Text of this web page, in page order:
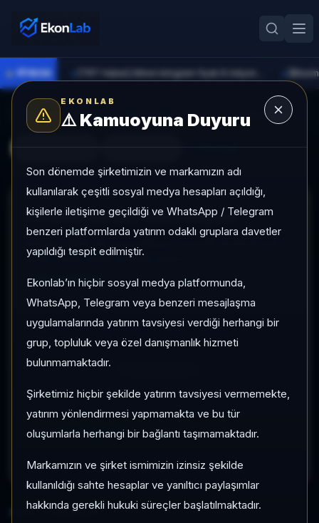
EKONLAB
⚠️Kamuoyuna Duyuru
Son dönemde şirketimizin ve markamızın adı
kullanılarak çeşitli sosyal medya hesapları açıldığı,
kişilerle iletişime geçildiği ve WhatsApp / Telegram
benzeri platformlarda yatırım odaklı gruplara davetler
yapıldığı tespit edilmiştir.
Ekonlab’ın hiçbir sosyal medya platformunda,
WhatsApp, Telegram veya benzeri mesajlaşma
uygulamalarında yatırım tavsiyesi verdiği herhangi bir
grup, topluluk veya özel danışmanlık hizmeti
bulunmamaktadır.
Şirketimiz hiçbir şekilde yatırım tavsiyesi vermemekte,
yatırım yönlendirmesi yapmamakta ve bu tür
oluşumlarla herhangi bir bağlantı taşımamaktadır.
Markamızın ve şirket ismimizin izinsiz şekilde
kullanıldığı sahte hesaplar ve yanıltıcı paylaşımlar
hakkında gerekli hukuki süreçler başlatılmaktadır.
● PİYASA
Hisse Detayı Klasik Terminal Scanner
Hızlı Geçiş Watchlist Yenile
PRO TERMINAL SEÇICI
Terminal içinden hisse değiştir
ekran içinde başka hisseye taşıyın.
Aktif:ENSRI
Arama yardımı: sembol, şirket adı, kategori
Hisse evreni yükleniyor
THYAO ASELS GARAN TUPRS
PRO TERMINAL